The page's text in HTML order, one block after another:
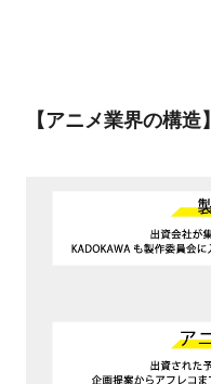
【アニメ業界の構造】